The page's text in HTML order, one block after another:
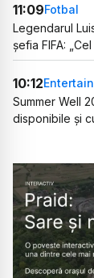
11:09Fotbal
Legendarul
șefia FIFA:
10:12
Summer Well
disponibile și